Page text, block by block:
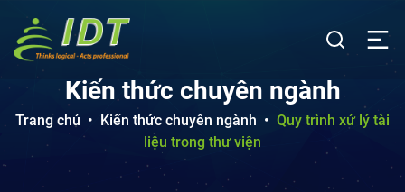
Kiến thức chuyên ngành
Trang chủ • Kiến thức chuyên ngành • Quy trình xử lý tài
liệu trong thư viện